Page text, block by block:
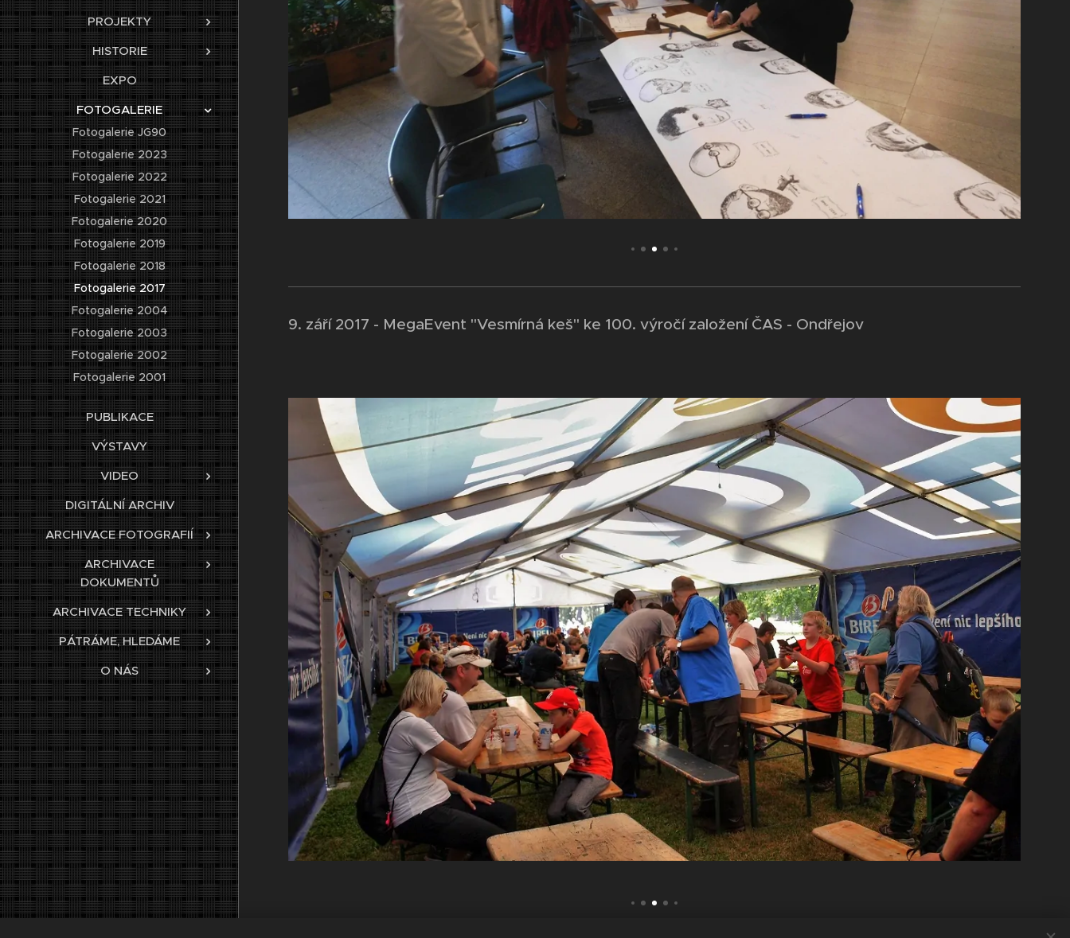
PROJEKTY
HISTORIE
EXPO
FOTOGALERIE
Fotogalerie JG90
Fotogalerie 2023
Fotogalerie 2022
Fotogalerie 2021
Fotogalerie 2020
Fotogalerie 2019
Fotogalerie 2018
Fotogalerie 2017
Fotogalerie 2004
Fotogalerie 2003
Fotogalerie 2002
Fotogalerie 2001
PUBLIKACE
VÝSTAVY
VIDEO
DIGITÁLNÍ ARCHIV
ARCHIVACE FOTOGRAFIÍ
ARCHIVACE
DOKUMENTŮ
ARCHIVACE TECHNIKY
PÁTRÁME, HLEDÁME
O NÁS
9. září 2017 - MegaEvent "Vesmírná keš" ke 100. výročí založení ČAS - Ondřejov